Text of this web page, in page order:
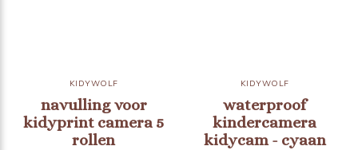
KIDYWOLF
navulling voor
kidyprint camera 5
rollen
KIDYWOLF
waterproof
kindercamera
kidycam - cyaan